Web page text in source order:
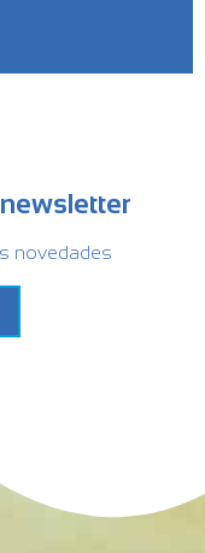
novedades